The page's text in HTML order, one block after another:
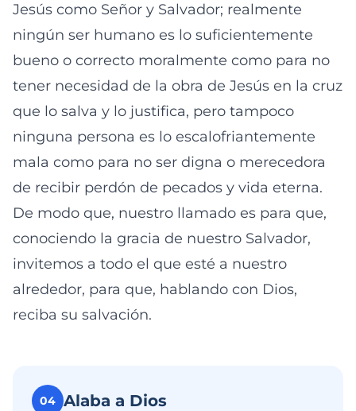
Jesús como Señor y Salvador; realmente
ningún ser humano es lo suficientemente
bueno o correcto moralmente como para no
tener necesidad de la obra de Jesús en la cruz
que lo salva y lo justifica, pero tampoco
ninguna persona es lo escalofriantemente
mala como para no ser digna o merecedora
de recibir perdón de pecados y vida eterna.
De modo que, nuestro llamado es para que,
conociendo la gracia de nuestro Salvador,
invitemos a todo el que esté a nuestro
alrededor, para que, hablando con Dios,
reciba su salvación.
04 Alaba a Dios